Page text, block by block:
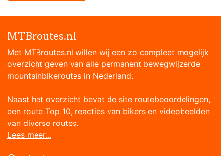
MTBroutes.nl
Met MTBroutes.nl willen wij een zo compleet mogelijk
overzicht geven van alle permanent bewegwijzerde
mountainbikeroutes in Nederland.
Naast het overzicht bevat de site routebeoordelingen,
een route Top 10, reacties van bikers en videobeelden
van diverse routes.
Lees meer...